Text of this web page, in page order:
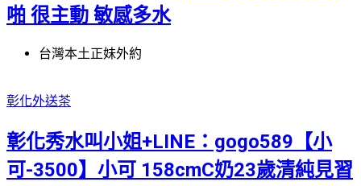
啪 很主動 敏感多水
台灣本土正妹外約
彰化外送茶
彰化秀水叫小姐+LINE：gogo589【小
可-3500】小可 158cmC奶23歲清純見習